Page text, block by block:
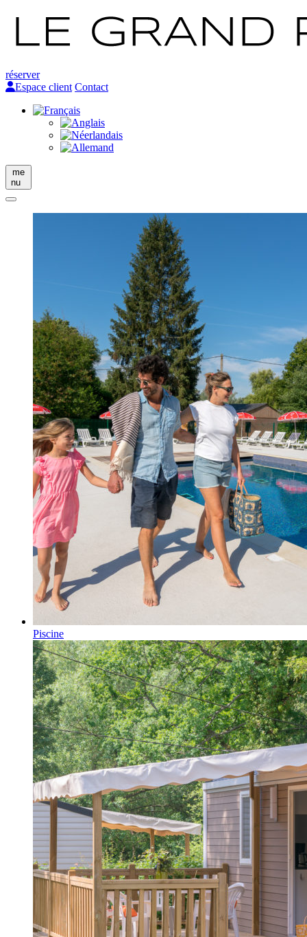
réserver
Espace client Contact
me
nu
Piscine